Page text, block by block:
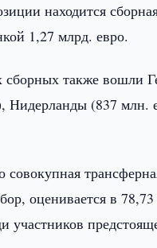
находится
1,27 млрд. евро.
сборных также вошли
Нидерланды (837
совокупная
оценивается в
участников